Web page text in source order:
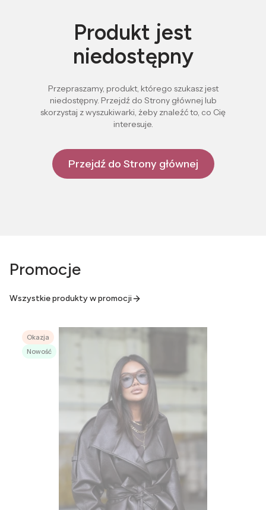
Produkt jest
niedostępny
Przepraszamy, produkt, którego szukasz jest
niedostępny. Przejdź do Strony głównej lub
skorzystaj z wyszukiwarki, żeby znaleźć to, co Cię
interesuje.
Przejdź do Strony głównej
Promocje
Wszystkie produkty w promocji
Okazja
Nowość